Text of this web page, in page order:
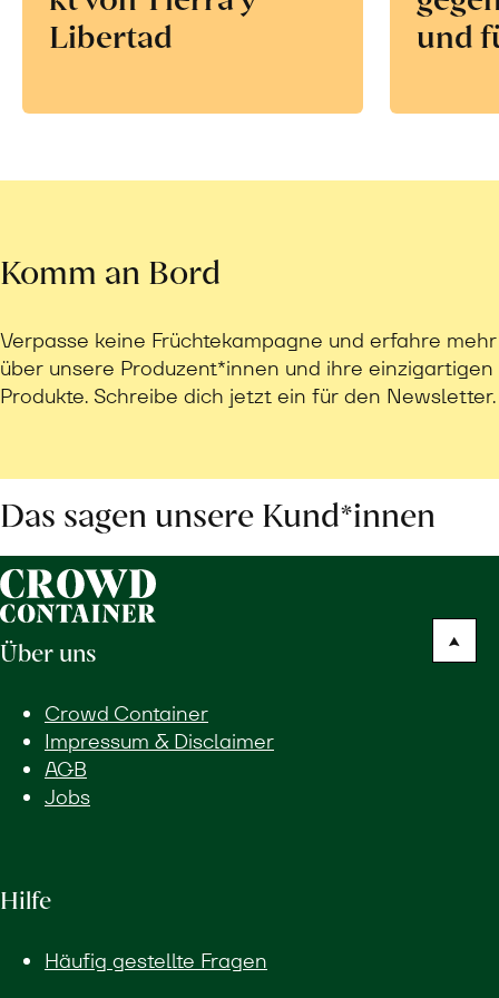
Libertad
und
Komm an Bord
Verpasse keine Früchtekampagne und erfahre mehr
über unsere Produzent*innen und ihre einzigartigen
Produkte. Schreibe dich jetzt ein für den Newsletter.
Das sagen unsere Kund*innen
Über uns
Crowd Container
Impressum & Disclaimer
AGB
Jobs
Hilfe
Häufig gestellte Fragen